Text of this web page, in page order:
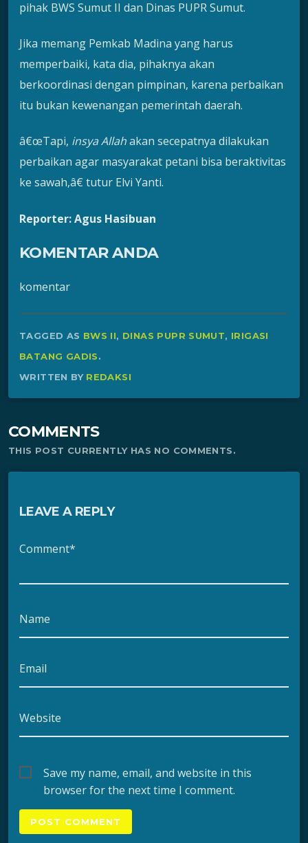
pihak BWS Sumut II dan Dinas PUPR Sumut.
Jika memang Pemkab Madina yang harus
memperbaiki, kata dia, pihaknya akan
berkoordinasi dengan pimpinan, karena perbaikan
itu bukan kewenangan pemerintah daerah.
â€œTapi, insya Allahakan secepatnya dilakukan
perbaikan agar masyarakat petani bisa beraktivitas
ke sawah,â€ tutur Elvi Yanti.
Reporter: Agus Hasibuan
KOMENTAR ANDA
komentar
TAGGED AS BWS II, DINAS PUPR SUMUT, IRIGASI
BATANG GADIS.
WRITTEN BY REDAKSI
COMMENTS
THIS POST CURRENTLY HAS NO COMMENTS.
LEAVE A REPLY
Comment*
Name
Email
Website
Save my name, email, and website in this
browser for the next time I comment.